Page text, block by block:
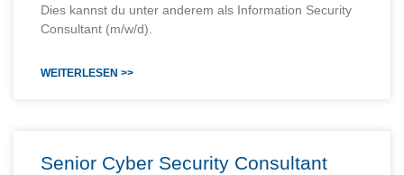
Dies kannst du unter anderem als Information Security
Consultant (m/w/d).
WEITERLESEN >>
Senior Cyber Security Consultant